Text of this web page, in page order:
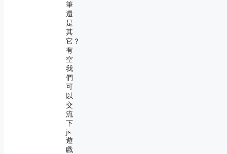
筆
還
是
其
它？
有
空
我
們
可
以
交
流
下
js
遊
戲